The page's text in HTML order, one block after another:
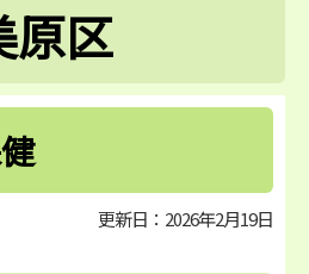
原区
更新日：2026年2月19日